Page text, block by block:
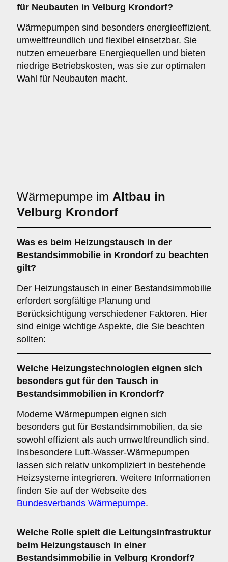
für Neubauten in Velburg Krondorf?
Wärmepumpen sind besonders energieeffizient,
umweltfreundlich und flexibel einsetzbar. Sie
nutzen erneuerbare Energiequellen und bieten
niedrige Betriebskosten, was sie zur optimalen
Wahl für Neubauten macht.
Wärmepumpe im Altbau in
Velburg Krondorf
Was es beim Heizungstausch in der
Bestandsimmobilie in Krondorf zu beachten
gilt?
Der Heizungstausch in einer Bestandsimmobilie
erfordert sorgfältige Planung und
Berücksichtigung verschiedener Faktoren. Hier
sind einige wichtige Aspekte, die Sie beachten
sollten:
Welche Heizungstechnologien eignen sich
besonders gut für den Tausch in
Bestandsimmobilien in Krondorf?
Moderne Wärmepumpen eignen sich
besonders gut für Bestandsimmobilien, da sie
sowohl effizient als auch umweltfreundlich sind.
Insbesondere Luft-Wasser-Wärmepumpen
lassen sich relativ unkompliziert in bestehende
Heizsysteme integrieren. Weitere Informationen
finden Sie auf der Webseite des
Bundesverbands Wärmepumpe.
Welche Rolle spielt die Leitungsinfrastruktur
beim Heizungstausch in einer
Bestandsimmobilie in Velburg Krondorf?